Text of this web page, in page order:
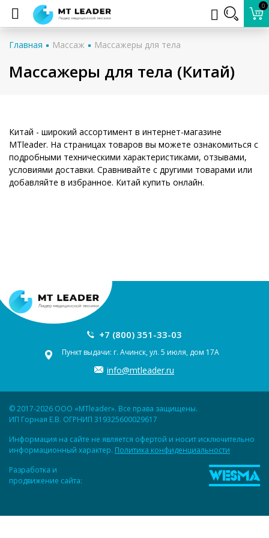
0
Главная Массаж Массажеры для тела
Массажеры для тела (Китай)
Китай - широкий ассортимент в интернет-магазине
MTleader. На страницах товаров вы можете ознакомиться с
подробными техническими характеристиками, отзывами,
условиями доставки. Сравнивайте с другими товарами или
добавляйте в избранное. Китай купить онлайн.
+7 (800) 351-33-03
Пункт выдачи: г. Ачинск, ул. 5 июля, дом 17А
info@mtleader.ru
© 2017-2026 ООО «MTleader». Все права защищены.
ИП Горная Е.В. ОГРНИП 319325600029617
Информация на сайте не является офертой и носит исключительно
информационный характер. Политика конфиденциальности
Разработка и
продвижение сайта: